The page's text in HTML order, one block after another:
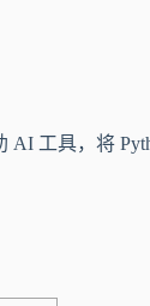
AI 工具，将